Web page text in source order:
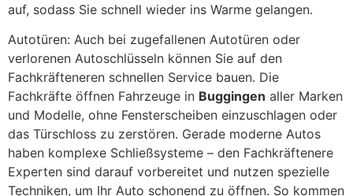
auf, sodass Sie schnell wieder ins Warme gelangen.
Autotüren: Auch bei zugefallenen Autotüren oder
verlorenen Autoschlüsseln können Sie auf den
Fachkräfteneren schnellen Service bauen. Die
Fachkräfte öffnen Fahrzeuge in Buggingen aller Marken
und Modelle, ohne Fensterscheiben einzuschlagen oder
das Türschloss zu zerstören. Gerade moderne Autos
haben komplexe Schließsysteme – den Fachkräftenere
Experten sind darauf vorbereitet und nutzen spezielle
Techniken, um Ihr Auto schonend zu öffnen. So kommen